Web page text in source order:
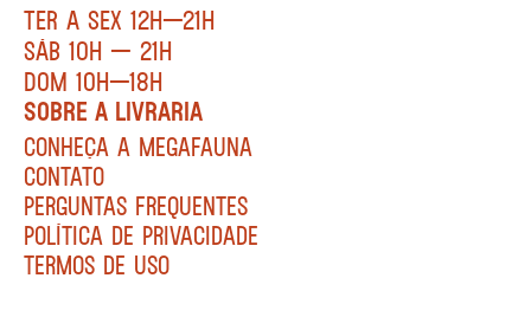
TER A SEX 12H—21H
SÁB 10H — 21H
DOM 10H—18H
SOBRE A LIVRARIA
CONHEÇA A MEGAFAUNA
CONTATO
PERGUNTAS FREQUENTES
POLÍTICA DE PRIVACIDADE
TERMOS DE USO